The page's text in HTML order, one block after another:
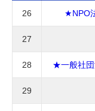
26 ★NPO
27
28 ★一般社団
29